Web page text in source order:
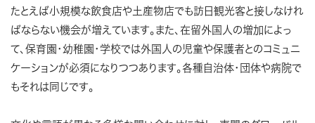
たとえば小規模な飲食店や土産物店でも訪日観光客と接しなけれ
ばならない機会が増えています。また、在留外国人の増加によっ
て、保育園・幼稚園・学校では外国人の児童や保護者とのコミュニ
ケーションが必須になりつつあります。各種自治体・団体や病院で
もそれは同じです。